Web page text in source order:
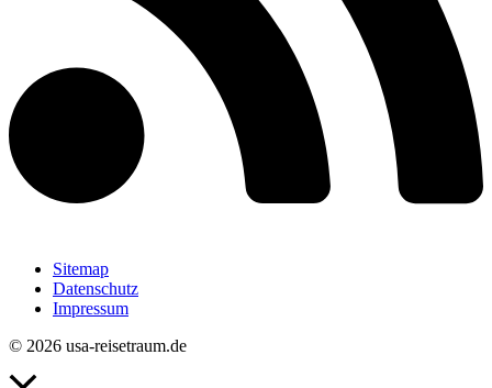
Sitemap
Datenschutz
Impressum
© 2026 usa-reisetraum.de